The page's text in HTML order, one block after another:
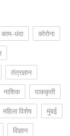
काम-धंदा
कोरोना
तंत्रज्ञान
नाशिक
पाककृती
महिला विशेष
मुंबई
विज्ञान